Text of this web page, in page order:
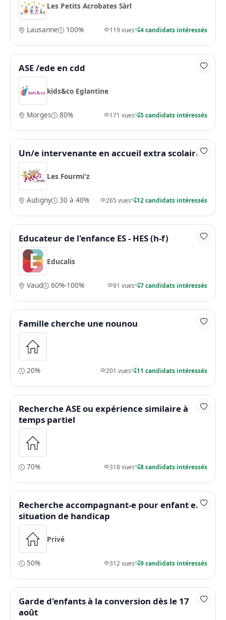
Les Petits Acrobates Sàrl
Lausanne 100% 119 vues 4 candidats intéressés
ASE /ede en cdd
kids&co Eglantine
Morges 80% 171 vues 5 candidats intéressés
Un/e intervenante en accueil extra scolaire
Les Fourmi'z
Autigny 30 à 40% 265 vues 12 candidats intéressés
Educateur de l'enfance ES - HES (h-f)
Educalis
Vaud 60%-100% 91 vues 7 candidats intéressés
Famille cherche une nounou
20% 201 vues 11 candidats intéressés
Recherche ASE ou expérience similaire à
temps partiel
70% 318 vues 8 candidats intéressés
Recherche accompagnant-e pour enfant en
situation de handicap
Privé
50% 312 vues 9 candidats intéressés
Garde d'enfants à la conversion dès le 17
août